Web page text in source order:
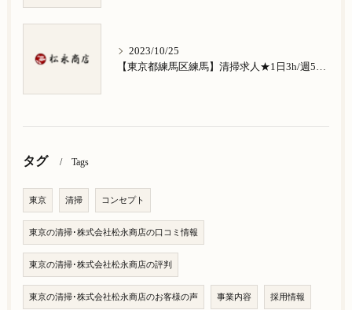
2023/10/25
【東京都練馬区練馬】清掃求人★1日3h/週5日/祝日お休み★南大泉在住の方歓迎
タグ Tags
東京 清掃 コンセプト
東京の清掃･株式会社松永商店の口コミ情報
東京の清掃･株式会社松永商店の評判
東京の清掃･株式会社松永商店のお客様の声 事業内容 採用情報